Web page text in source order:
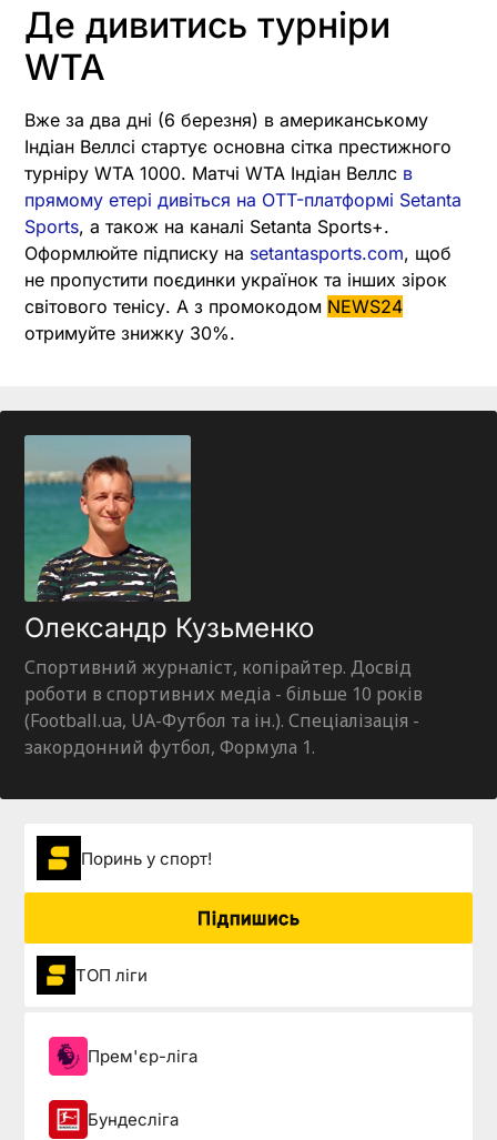
Де дивитись турніри
WTA
Вже за два дні (6 березня) в американському
Індіан Веллсі стартує основна сітка престижного
турніру WTA 1000. Матчі WTA Індіан Веллс в
прямому етері дивіться на OTT-платформі Setanta
Sports, а також на каналі Setanta Sports+.
Оформлюйте підписку на setantasports.com, щоб
не пропустити поєдинки українок та інших зірок
світового тенісу. А з промокодом NEWS24
отримуйте знижку 30%.
Олександр Кузьменко
Спортивний журналіст, копірайтер. Досвід
роботи в спортивних медіа - більше 10 років
(Football.ua, UA-Футбол та ін.). Спеціалізація -
закордонний футбол, Формула 1.
Поринь у спорт!
Підпишись
ТОП ліги
Прем'єр-ліга
Бундесліга